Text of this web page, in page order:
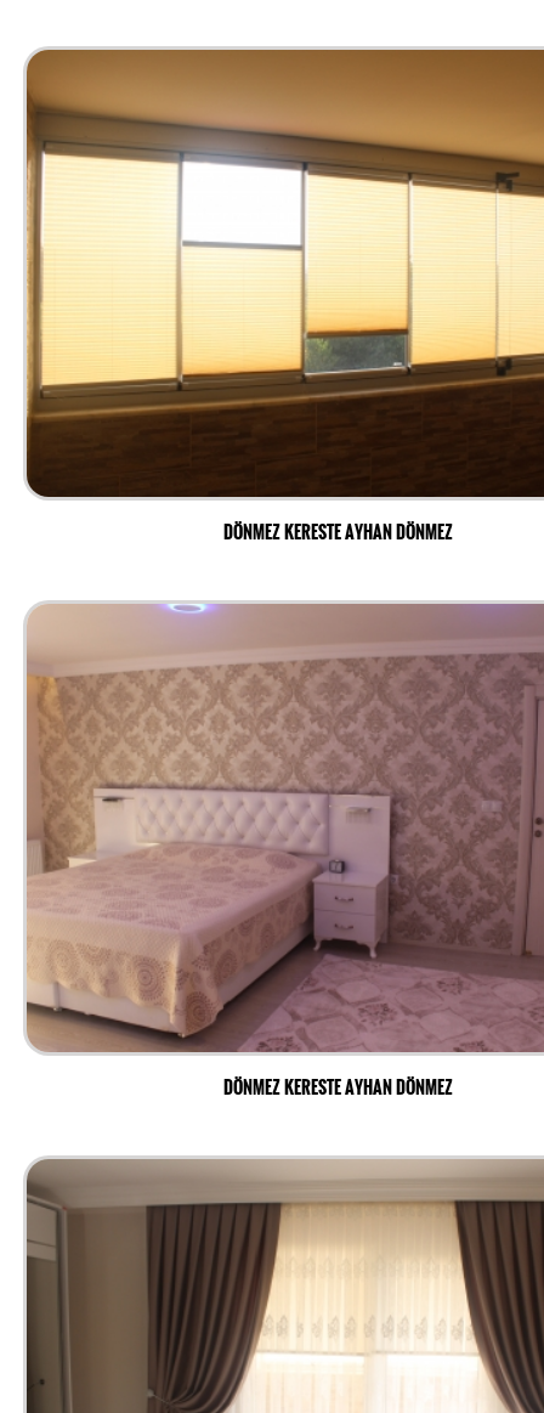
DÖNMEZ KERESTE AYHAN DÖNMEZ
DÖNMEZ KERESTE AYHAN DÖNMEZ